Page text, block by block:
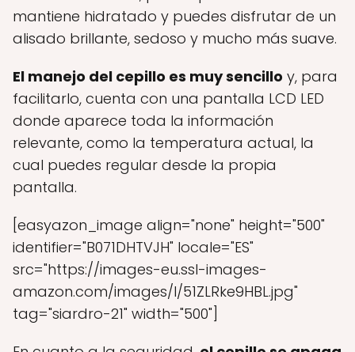
mantiene hidratado y puedes disfrutar de un
alisado brillante, sedoso y mucho más suave.
El manejo del cepillo es muy sencillo y, para
facilitarlo, cuenta con una pantalla LCD LED
donde aparece toda la información
relevante, como la temperatura actual, la
cual puedes regular desde la propia
pantalla.
[easyazon_image align="none" height="500"
identifier="B071DHTVJH" locale="ES"
src="https://images-eu.ssl-images-
amazon.com/images/I/51ZLRke9HBL.jpg"
tag="siardro-21" width="500"]